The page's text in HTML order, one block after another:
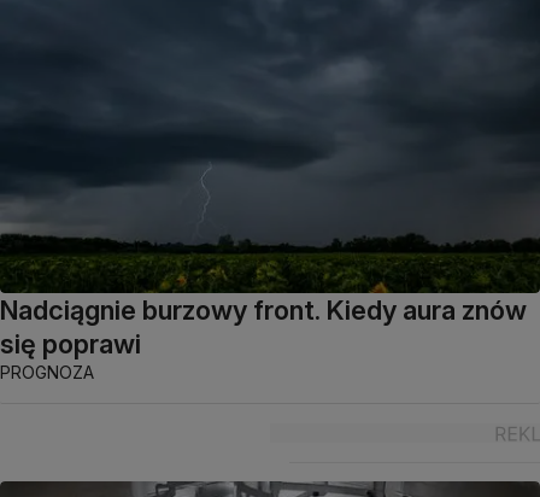
Nadciągnie burzowy front. Kiedy aura znów
się poprawi
PROGNOZA